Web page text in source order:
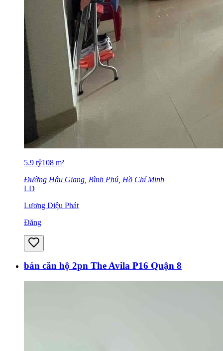
5.9 tỷ108 m²
Đường Hậu Giang, Bình Phú, Hồ Chí Minh
LD
Lương Diệu Phát
Đăng
bán căn hộ 2pn The Avila P16 Quận 8